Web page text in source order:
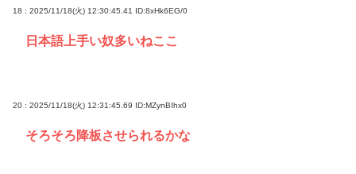
18 : 2025/11/18(火) 12:30:45.41 ID:8xHk6EG/0
日本語上手い奴多いねここ
20 : 2025/11/18(火) 12:31:45.69 ID:MZynBIhx0
そろそろ降板させられるかな